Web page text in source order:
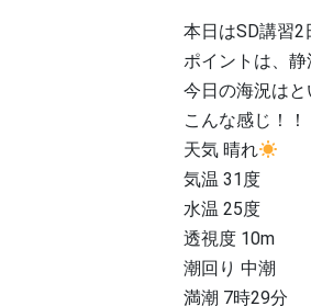
本日はSD講習2
ポイントは、静
今日の海況はと
こんな感じ！！
天気 晴れ
気温 31度
水温 25度
透視度 10m
潮回り 中潮
満潮 7時29分